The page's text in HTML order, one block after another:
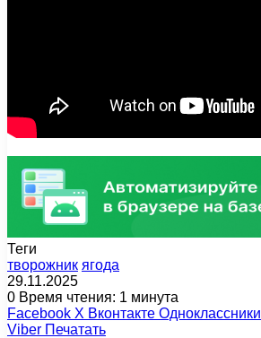
Теги
творожник ягода
29.11.2025
0 Время чтения: 1 минута
Facebook X Вконтакте Одноклассники
Viber Печатать